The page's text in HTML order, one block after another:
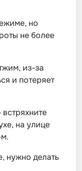
но
не более
из-за
и потеряет
на улице
нужно делать